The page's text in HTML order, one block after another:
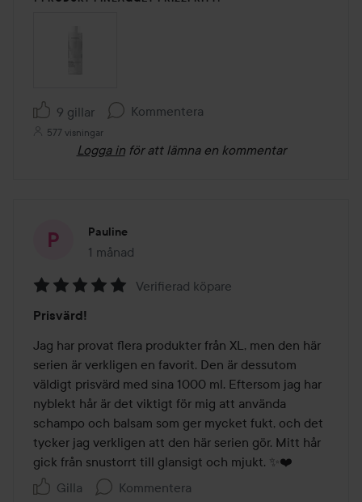
9 gillar Kommentera
577 visningar
Logga in för att lämna en kommentar
Pauline
1 månad
Inlägget skapades 1 månad
5
av
5
Verifierad köpare
Prisvärd!
Jag har provat flera produkter från XL, men den här
serien är verkligen en favorit. Den är dessutom
väldigt prisvärd med sina 1000 ml. Eftersom jag har
nyblekt hår är det viktigt för mig att använda
schampo och balsam som ger mycket fukt, och det
tycker jag verkligen att den här serien gör. Mitt hår
gick från snustorrt till glansigt och mjukt. ✨❤️
Gilla
Kommentera